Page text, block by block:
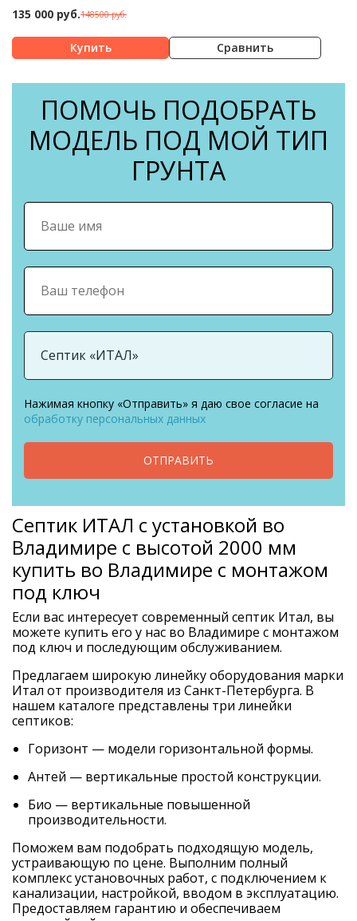
135 000 руб.148500 руб.
Сравнить
ПОМОЧЬ ПОДОБРАТЬ
МОДЕЛЬ ПОД МОЙ ТИП
ГРУНТА
Нажимая кнопку «Отправить» я даю свое согласие на
обработку персональных данных
ОТПРАВИТЬ
Септик ИТАЛ с установкой во
Владимире с высотой 2000 мм
купить во Владимире с монтажом
под ключ
Если вас интересует современный септик Итал, вы
можете купить его у нас во Владимире с монтажом
под ключ и последующим обслуживанием.
Предлагаем широкую линейку оборудования марки
Итал от производителя из Санкт-Петербурга. В
нашем каталоге представлены три линейки
септиков:
Горизонт — модели горизонтальной формы.
Антей — вертикальные простой конструкции.
Био — вертикальные повышенной
производительности.
Поможем вам подобрать подходящую модель,
устраивающую по цене. Выполним полный
комплекс установочных работ, с подключением к
канализации, настройкой, вводом в эксплуатацию.
Предоставляем гарантию и обеспечиваем